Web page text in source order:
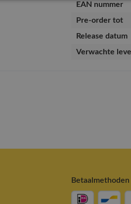
EAN nummer
Pre-order tot
Release datum
Verwachte
Betaalmethoden